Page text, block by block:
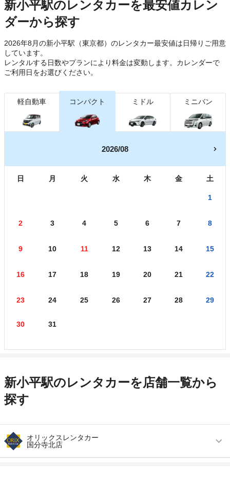
新小平駅のレンタカーを最安値カレン
ダーから探す
2026年8月の新小平駅（東京都）のレンタカー最安値は日帰り ご用意
しています。
レンタルする日数やプランにより料金は変動します。カレンダーで
ご利用日をお選びください。
軽自動車 コンパクト ミドル ミニバン
2026/08
日 月 火 水 木 金 土
1
2 3 4 5 6 7 8
9 10 11 12 13 14 15
16 17 18 19 20 21 22
23 24 25 26 27 28 29
30 31
新小平駅のレンタカーを店舗一覧から
探す
オリックスレンタカー
国分寺北店